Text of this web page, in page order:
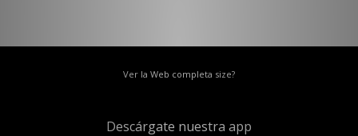
Ver la Web completa size?
Descárgate nuestra app